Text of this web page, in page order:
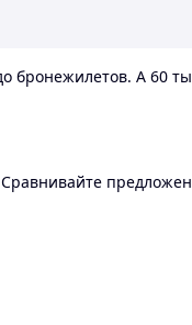
бронежилетов. А 60